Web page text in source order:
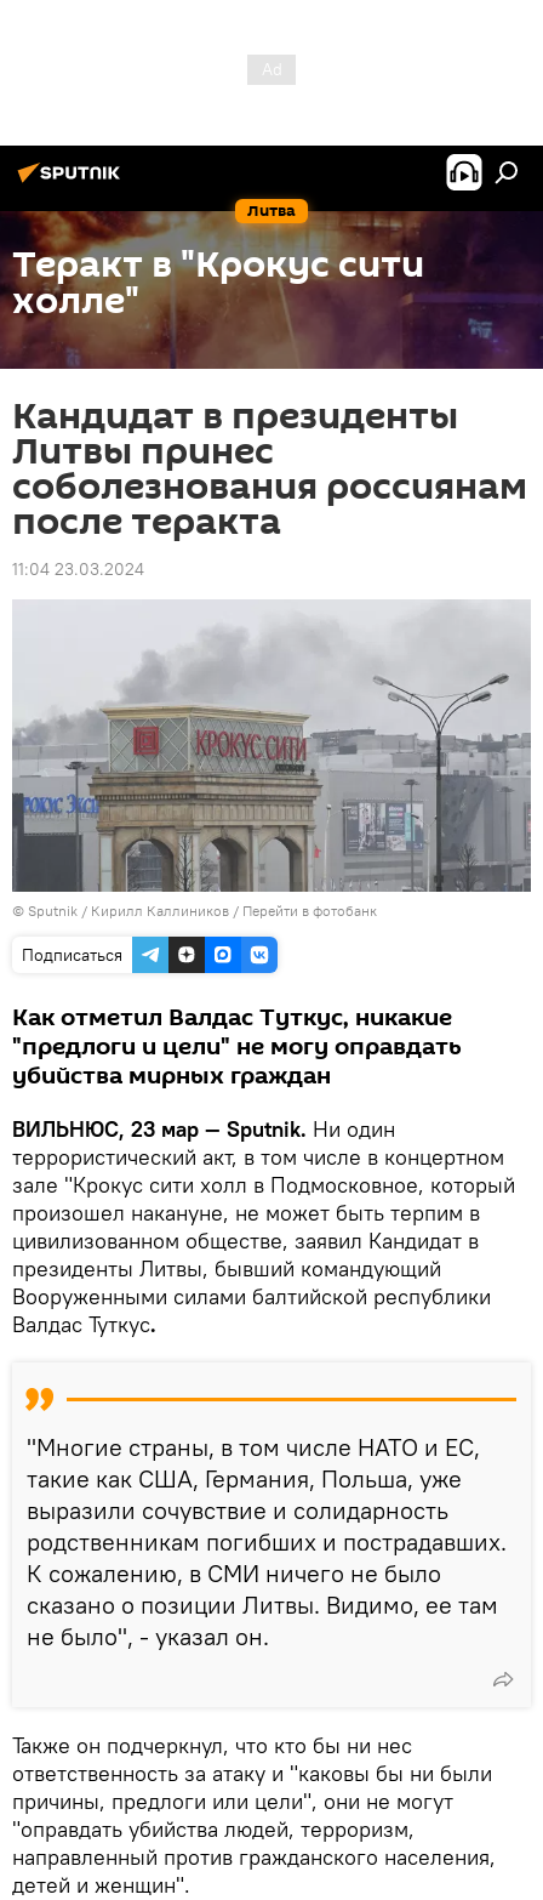
Литва
Теракт в "Крокус сити
холле"
Кандидат в президенты
Литвы принес
соболезнования россиянам
после теракта
11:04 23.03.2024
© Sputnik / Кирилл Каллиников / Перейти в фотобанк
Подписаться
Как отметил Валдас Туткус, никакие
"предлоги и цели" не могу оправдать
убийства мирных граждан
ВИЛЬНЮС, 23 мар — Sputnik. Ни один
террористический акт, в том числе в концертном
зале "Крокус сити холл в Подмосковное, который
произошел накануне, не может быть терпим в
цивилизованном обществе, заявил Кандидат в
президенты Литвы, бывший командующий
Вооруженными силами балтийской республики
Валдас Туткус.
"Многие страны, в том числе НАТО и ЕС,
такие как США, Германия, Польша, уже
выразили сочувствие и солидарность
родственникам погибших и пострадавших.
К сожалению, в СМИ ничего не было
сказано о позиции Литвы. Видимо, ее там
не было", - указал он.
Также он подчеркнул, что кто бы ни нес
ответственность за атаку и "каковы бы ни были
причины, предлоги или цели", они не могут
"оправдать убийства людей, терроризм,
направленный против гражданского населения,
детей и женщин".